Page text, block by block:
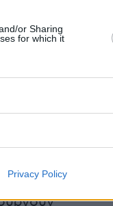
or Sharing
for which it
Privacy Policy
ότι η Ρωσία
ετήσια
ο Βλαντιμίρ
όπλα. Γι αυτό
και